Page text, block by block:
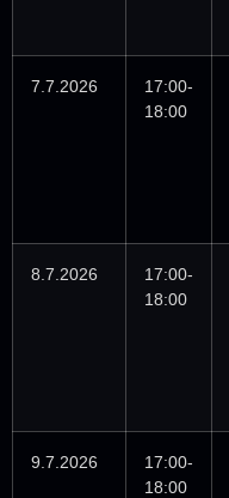
7.7.2026
17:00-
18:00
8.7.2026
17:00-
18:00
9.7.2026
17:00-
18:00